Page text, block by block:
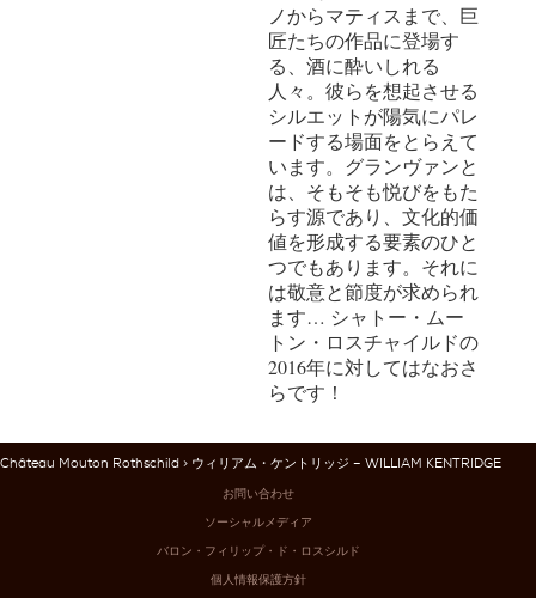
ノからマティスまで、巨
匠たちの作品に登場す
る、酒に酔いしれる
人々。彼らを想起させる
シルエットが陽気にパレ
ードする場面をとらえて
います。グランヴァンと
は、そもそも悦びをもた
らす源であり、文化的価
値を形成する要素のひと
つでもあります。それに
は敬意と節度が求められ
ます… シャトー・ムー
トン・ロスチャイルドの
2016年に対してはなおさ
らです！
Château Mouton Rothschild > ウィリアム・ケントリッジ – WILLIAM KENTRIDGE
お問い合わせ
ソーシャルメディア
バロン・フィリップ・ド・ロスシルド
個人情報保護方針